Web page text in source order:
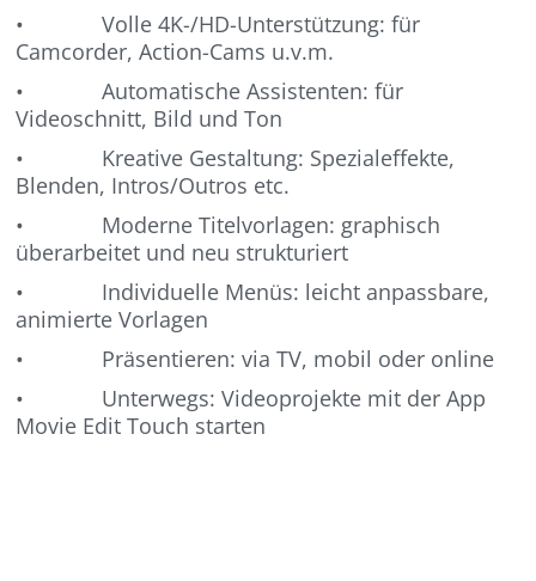
• Volle 4K-/HD-Unterstützung: für
Camcorder, Action-Cams u.v.m.
• Automatische Assistenten: für
Videoschnitt, Bild und Ton
• Kreative Gestaltung: Spezialeffekte,
Blenden, Intros/Outros etc.
• Moderne Titelvorlagen: graphisch
überarbeitet und neu strukturiert
• Individuelle Menüs: leicht anpassbare,
animierte Vorlagen
• Präsentieren: via TV, mobil oder online
• Unterwegs: Videoprojekte mit der App
Movie Edit Touch starten